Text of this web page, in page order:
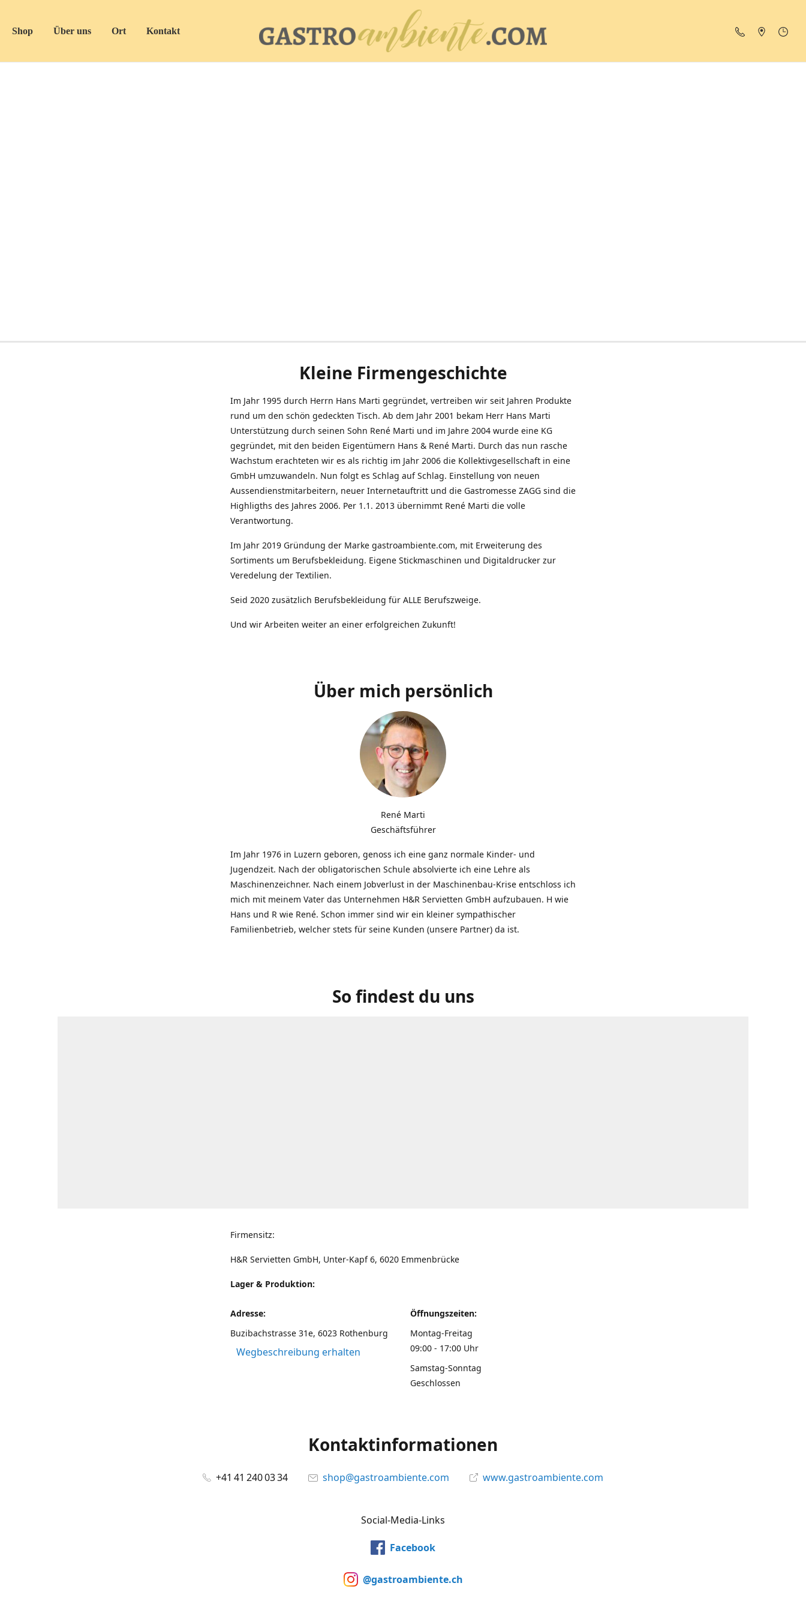
Shop Über uns Ort Kontakt
Kleine Firmengeschichte
Im Jahr 1995 durch Herrn Hans Marti gegründet, vertreiben wir seit Jahren Produkte
rund um den schön gedeckten Tisch. Ab dem Jahr 2001 bekam Herr Hans Marti
Unterstützung durch seinen Sohn René Marti und im Jahre 2004 wurde eine KG
gegründet, mit den beiden Eigentümern Hans & René Marti. Durch das nun rasche
Wachstum erachteten wir es als richtig im Jahr 2006 die Kollektivgesellschaft in eine
GmbH umzuwandeln. Nun folgt es Schlag auf Schlag. Einstellung von neuen
Aussendienstmitarbeitern, neuer Internetauftritt und die Gastromesse ZAGG sind die
Highligths des Jahres 2006. Per 1.1. 2013 übernimmt René Marti die volle
Verantwortung.
Im Jahr 2019 Gründung der Marke gastroambiente.com, mit Erweiterung des
Sortiments um Berufsbekleidung. Eigene Stickmaschinen und Digitaldrucker zur
Veredelung der Textilien.
Seid 2020 zusätzlich Berufsbekleidung für ALLE Berufszweige.
Und wir Arbeiten weiter an einer erfolgreichen Zukunft!
Über mich persönlich
René Marti
Geschäftsführer
Im Jahr 1976 in Luzern geboren, genoss ich eine ganz normale Kinder- und
Jugendzeit. Nach der obligatorischen Schule absolvierte ich eine Lehre als
Maschinenzeichner. Nach einem Jobverlust in der Maschinenbau-Krise entschloss ich
mich mit meinem Vater das Unternehmen H&R Servietten GmbH aufzubauen. H wie
Hans und R wie René. Schon immer sind wir ein kleiner sympathischer
Familienbetrieb, welcher stets für seine Kunden (unsere Partner) da ist.
So findest du uns
Firmensitz:
H&R Servietten GmbH, Unter-Kapf 6, 6020 Emmenbrücke
Lager & Produktion:
Adresse:
Buzibachstrasse 31e, 6023 Rothenburg
Wegbeschreibung erhalten
Öffnungszeiten:
Montag-Freitag
09:00 - 17:00 Uhr
Samstag-Sonntag
Geschlossen
Kontaktinformationen
+41 41 240 03 34 shop@gastroambiente.com www.gastroambiente.com
Social-Media-Links
Facebook
@gastroambiente.ch